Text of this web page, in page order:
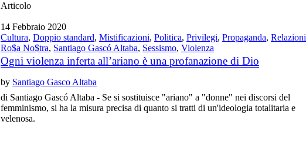
Articolo
14 Febbraio 2020
Cultura,Doppio standard,Mistificazioni,Politica,Privilegi,Propaganda,Relazioni
Ro$a No$tra, Santiago Gascó Altaba, Sessismo,Violenza
Ogni violenza inferta all’ariano è una profanazione di Dio
by Santiago Gasco Altaba
di Santiago Gascó Altaba - Se si sostituisce "ariano" a "donne" nei discorsi del
femminismo, si ha la misura precisa di quanto si tratti di un'ideologia totalitaria e
velenosa.